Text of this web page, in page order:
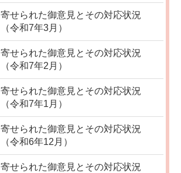
寄せられた御意見とその対応状況
（令和7年3月）
寄せられた御意見とその対応状況
（令和7年2月）
寄せられた御意見とその対応状況
（令和7年1月）
寄せられた御意見とその対応状況
（令和6年12月）
寄せられた御意見とその対応状況